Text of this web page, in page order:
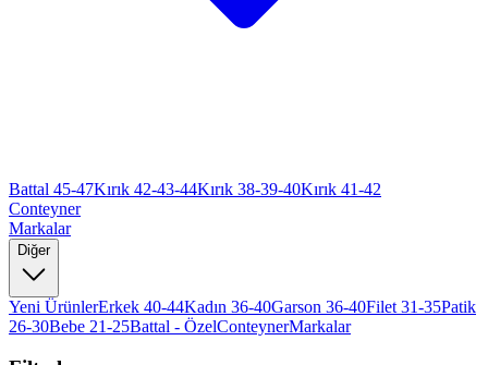
Battal 45-47Kırık 42-43-44Kırık 38-39-40Kırık 41-42
Conteyner
Markalar
Diğer
Yeni ÜrünlerErkek 40-44Kadın 36-40Garson 36-40Filet 31-35Patik
26-30Bebe 21-25Battal - ÖzelConteynerMarkalar